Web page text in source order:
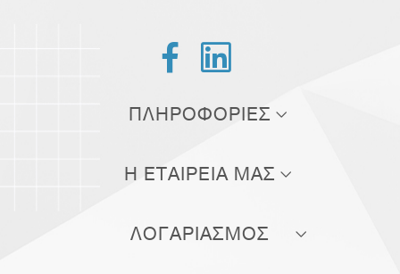
 
ΠΛΗΡΟΦΟΡΙΕΣ
Η ΕΤΑΙΡΕΙΑ ΜΑΣ
ΛΟΓΑΡΙΑΣΜΟΣ